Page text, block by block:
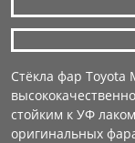
Стёкла фар Toyota
стойким к УФ
оригинальных